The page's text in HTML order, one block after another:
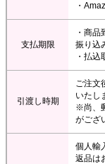
・
支払期限
・商
振り込
・払込
引渡し時期
ご注文
いたし
※尚、
がござ
個人輸
返品は